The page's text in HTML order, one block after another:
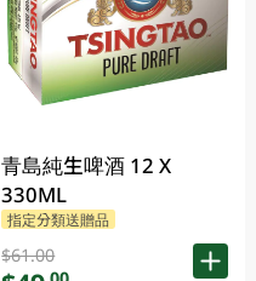
青島純生啤酒 12 X
330ML
指定分類送贈品
$61.00